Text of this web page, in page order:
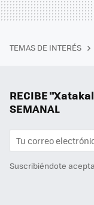
TEMAS DE INTERÉS
RECIBE
SEMANAL
Suscribiéndote